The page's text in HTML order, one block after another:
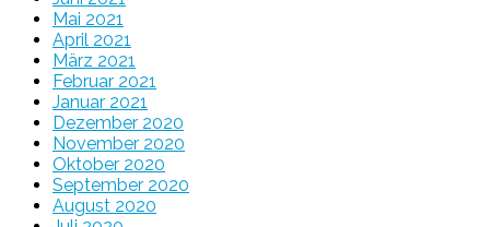
Mai 2021
April 2021
März 2021
Februar 2021
Januar 2021
Dezember 2020
November 2020
Oktober 2020
September 2020
August 2020